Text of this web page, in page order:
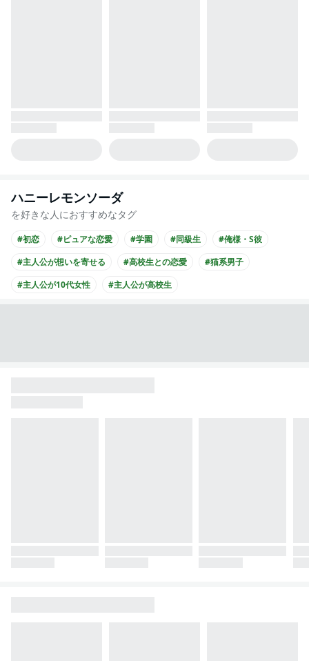
ハニーレモンソーダ
を好きな人におすすめなタグ
#初恋 #ピュアな恋愛 #学園 #同級生
#俺様・S彼
#主人公が想いを寄せる
#高校生との恋愛
#猫系男子
#主人公が10代女性
#主人公が高校生